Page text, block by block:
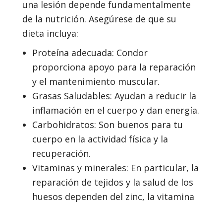
una lesión depende fundamentalmente
de la nutrición. Asegúrese de que su
dieta incluya:
Proteína adecuada: Condor
proporciona apoyo para la reparación
y el mantenimiento muscular.
Grasas Saludables: Ayudan a reducir la
inflamación en el cuerpo y dan energía.
Carbohidratos: Son buenos para tu
cuerpo en la actividad física y la
recuperación.
Vitaminas y minerales: En particular, la
reparación de tejidos y la salud de los
huesos dependen del zinc, la vitamina